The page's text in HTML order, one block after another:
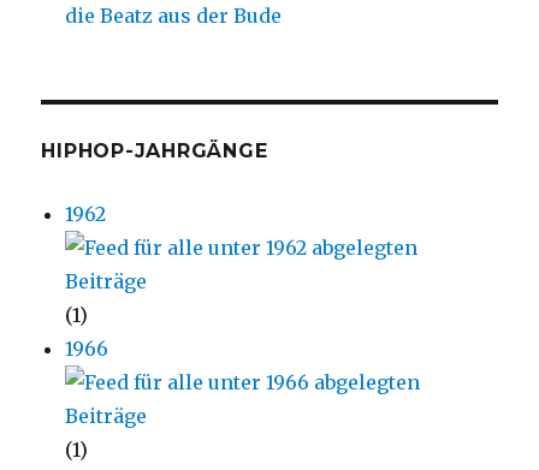
die Beatz aus der Bude
HIPHOP-JAHRGÄNGE
1962
(1)
1966
(1)